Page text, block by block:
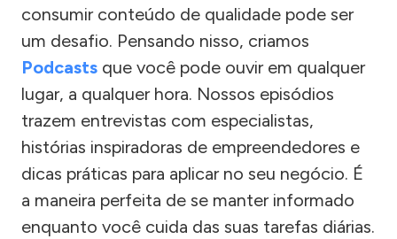
consumir conteúdo de qualidade pode ser
um desafio. Pensando nisso, criamos
Podcasts que você pode ouvir em qualquer
lugar, a qualquer hora. Nossos episódios
trazem entrevistas com especialistas,
histórias inspiradoras de empreendedores e
dicas práticas para aplicar no seu negócio. É
a maneira perfeita de se manter informado
enquanto você cuida das suas tarefas diárias.